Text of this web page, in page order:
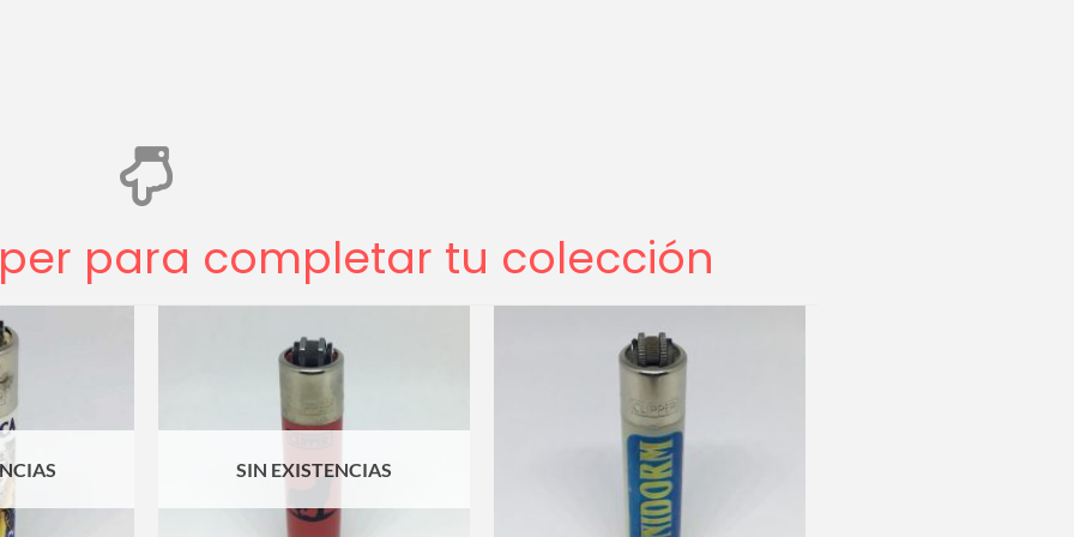
para completar tu colección
SIN EXISTENCIAS